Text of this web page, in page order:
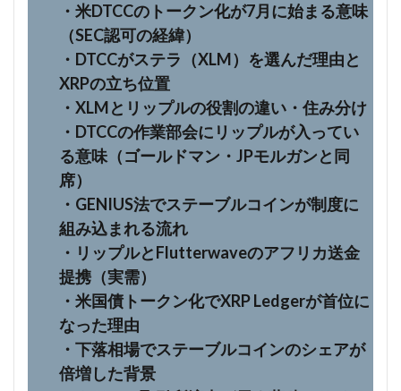
・米DTCCのトークン化が7月に始まる意味
（SEC認可の経緯）
・DTCCがステラ（XLM）を選んだ理由と
XRPの立ち位置
・XLMとリップルの役割の違い・住み分け
・DTCCの作業部会にリップルが入ってい
る意味（ゴールドマン・JPモルガンと同
席）
・GENIUS法でステーブルコインが制度に
組み込まれる流れ
・リップルとFlutterwaveのアフリカ送金
提携（実需）
・米国債トークン化でXRP Ledgerが首位に
なった理由
・下落相場でステーブルコインのシェアが
倍増した背景